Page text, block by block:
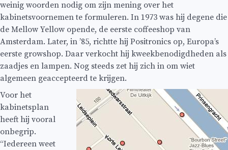
weinig woorden nodig om zijn mening over het
kabinetsvoornemen te formuleren. In 1973 was hij degene die
de Mellow Yellow opende, de eerste coffeeshop van
Amsterdam. Later, in ’85, richtte hij Positronics op, Europa’s
eerste growshop. Daar verkocht hij kweekbenodigdheden als
zaadjes en lampen. Nog steeds zet hij zich in om wiet
algemeen geaccepteerd te krijgen.
Voor het
kabinetsplan
heeft hij vooral
onbegrip.
“Iedereen weet